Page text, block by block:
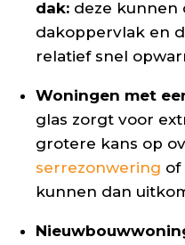
dak: deze kunnen
dakoppervlak en
relatief snel
Woningen met
glas zorgt voor
grotere kans op
serrezonwering of
kunnen dan